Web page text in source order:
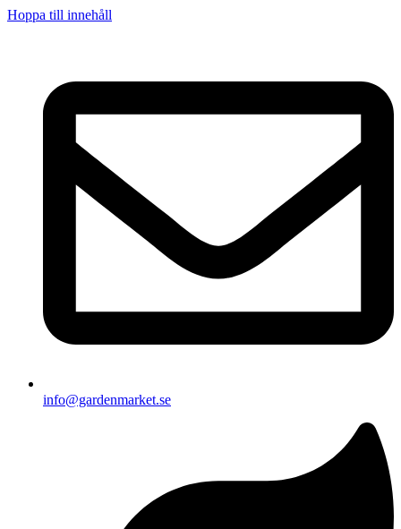
Hoppa till innehåll
info@gardenmarket.se